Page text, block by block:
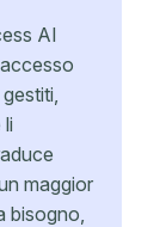
AI
maggior
bisogno,